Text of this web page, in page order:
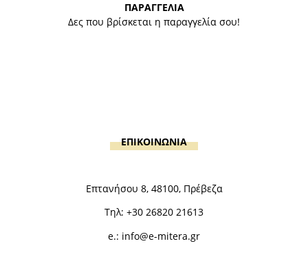
ΠΑΡΑΓΓΕΛΙΑ
Δες που βρίσκεται η παραγγελία σου!
ΕΠΙΚΟΙΝΩΝΙΑ
Επτανήσου 8, 48100, Πρέβεζα
Τηλ: +30 26820 21613
e.: info@e-mitera.gr